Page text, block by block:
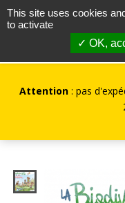
contact@kurioz.org
Attention : pas
This site uses cookies
to activate
✓ OK,